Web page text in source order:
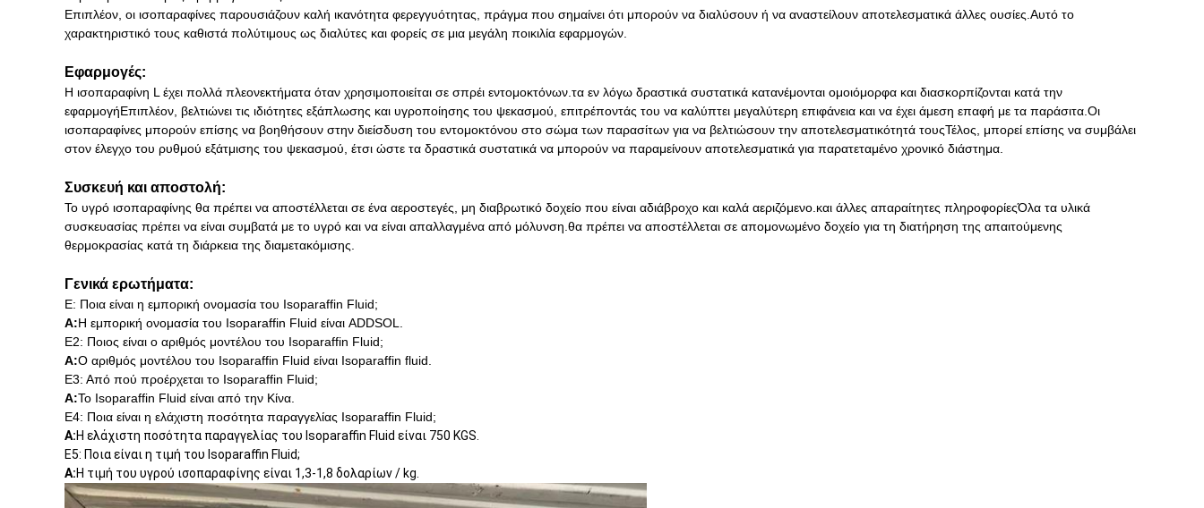
Επιπλέον, οι ισοπαραφίνες παρουσιάζουν καλή ικανότητα φερεγγυότητας, πράγμα που σημαίνει ότι μπορούν να διαλύσουν ή να αναστείλουν αποτελεσματικά άλλες ουσίες.Αυτό το
χαρακτηριστικό τους καθιστά πολύτιμους ως διαλύτες και φορείς σε μια μεγάλη ποικιλία εφαρμογών.
Εφαρμογές:
Η ισοπαραφίνη L έχει πολλά πλεονεκτήματα όταν χρησιμοποιείται σε σπρέι εντομοκτόνων.τα εν λόγω δραστικά συστατικά κατανέμονται ομοιόμορφα και διασκορπίζονται κατά την
εφαρμογήΕπιπλέον, βελτιώνει τις ιδιότητες εξάπλωσης και υγροποίησης του ψεκασμού, επιτρέποντάς του να καλύπτει μεγαλύτερη επιφάνεια και να έχει άμεση επαφή με τα παράσιτα.Οι
ισοπαραφίνες μπορούν επίσης να βοηθήσουν στην διείσδυση του εντομοκτόνου στο σώμα των παρασίτων για να βελτιώσουν την αποτελεσματικότητά τουςΤέλος, μπορεί επίσης να συμβάλει
στον έλεγχο του ρυθμού εξάτμισης του ψεκασμού, έτσι ώστε τα δραστικά συστατικά να μπορούν να παραμείνουν αποτελεσματικά για παρατεταμένο χρονικό διάστημα.
Συσκευή και αποστολή:
Το υγρό ισοπαραφίνης θα πρέπει να αποστέλλεται σε ένα αεροστεγές, μη διαβρωτικό δοχείο που είναι αδιάβροχο και καλά αεριζόμενο.και άλλες απαραίτητες πληροφορίεςΌλα τα υλικά
συσκευασίας πρέπει να είναι συμβατά με το υγρό και να είναι απαλλαγμένα από μόλυνση.θα πρέπει να αποστέλλεται σε απομονωμένο δοχείο για τη διατήρηση της απαιτούμενης
θερμοκρασίας κατά τη διάρκεια της διαμετακόμισης.
Γενικά ερωτήματα:
Ε: Ποια είναι η εμπορική ονομασία του Isoparaffin Fluid;
Α:Η εμπορική ονομασία του Isoparaffin Fluid είναι ADDSOL.
Ε2: Ποιος είναι ο αριθμός μοντέλου του Isoparaffin Fluid;
Α:Ο αριθμός μοντέλου του Isoparaffin Fluid είναι Isoparaffin fluid.
Ε3: Από πού προέρχεται το Isoparaffin Fluid;
Α:Το Isoparaffin Fluid είναι από την Κίνα.
Ε4: Ποια είναι η ελάχιστη ποσότητα παραγγελίας Isoparaffin Fluid;
Α:Η ελάχιστη ποσότητα παραγγελίας του Isoparaffin Fluid είναι 750 KGS.
Ε5: Ποια είναι η τιμή του Isoparaffin Fluid;
Α:Η τιμή του υγρού ισοπαραφίνης είναι 1,3-1,8 δολαρίων / kg.